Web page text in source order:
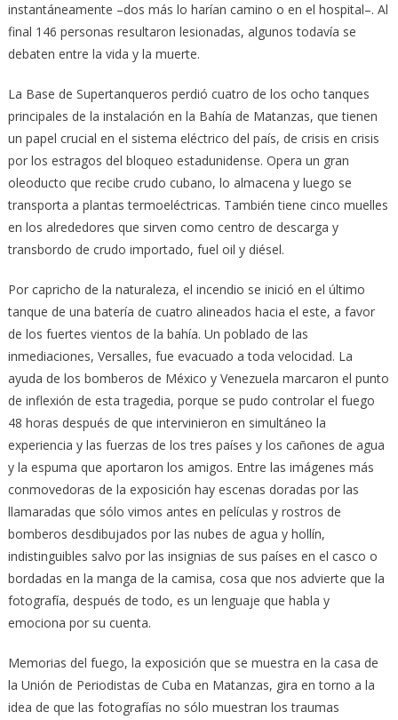
instantáneamente –dos más lo harían camino o en el hospital–. Al
final 146 personas resultaron lesionadas, algunos todavía se
debaten entre la vida y la muerte.
La Base de Supertanqueros perdió cuatro de los ocho tanques
principales de la instalación en la Bahía de Matanzas, que tienen
un papel crucial en el sistema eléctrico del país, de crisis en crisis
por los estragos del bloqueo estadunidense. Opera un gran
oleoducto que recibe crudo cubano, lo almacena y luego se
transporta a plantas termoeléctricas. También tiene cinco muelles
en los alrededores que sirven como centro de descarga y
transbordo de crudo importado, fuel oil y diésel.
Por capricho de la naturaleza, el incendio se inició en el último
tanque de una batería de cuatro alineados hacia el este, a favor
de los fuertes vientos de la bahía. Un poblado de las
inmediaciones, Versalles, fue evacuado a toda velocidad. La
ayuda de los bomberos de México y Venezuela marcaron el punto
de inflexión de esta tragedia, porque se pudo controlar el fuego
48 horas después de que intervinieron en simultáneo la
experiencia y las fuerzas de los tres países y los cañones de agua
y la espuma que aportaron los amigos. Entre las imágenes más
conmovedoras de la exposición hay escenas doradas por las
llamaradas que sólo vimos antes en películas y rostros de
bomberos desdibujados por las nubes de agua y hollín,
indistinguibles salvo por las insignias de sus países en el casco o
bordadas en la manga de la camisa, cosa que nos advierte que la
fotografía, después de todo, es un lenguaje que habla y
emociona por su cuenta.
Memorias del fuego, la exposición que se muestra en la casa de
la Unión de Periodistas de Cuba en Matanzas, gira en torno a la
idea de que las fotografías no sólo muestran los traumas